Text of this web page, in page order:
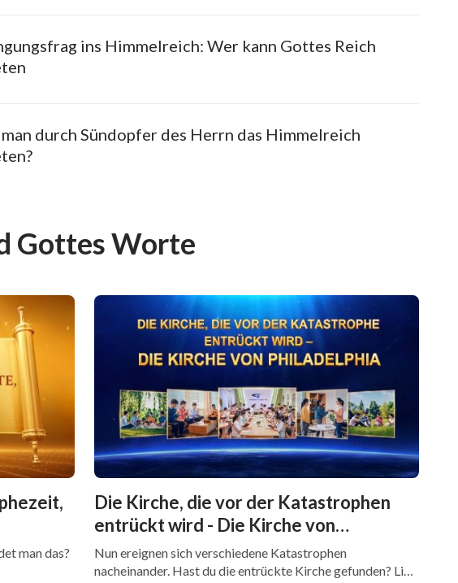
ins Himmelreich: Wer kann Gottes Reich
man durch Sündopfer des Herrn das Himmelreich
Gottes Worte
man das?
Die Kirche, die vor der Katastrophen
entrückt wird - Die Kirche von
Philadelphia
Nun ereignen sich verschiedene Katastrophen
nacheinander. Hast du die entrückte Kirche gefunden? Lies